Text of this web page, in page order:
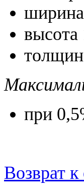
высота
при
Возврат к